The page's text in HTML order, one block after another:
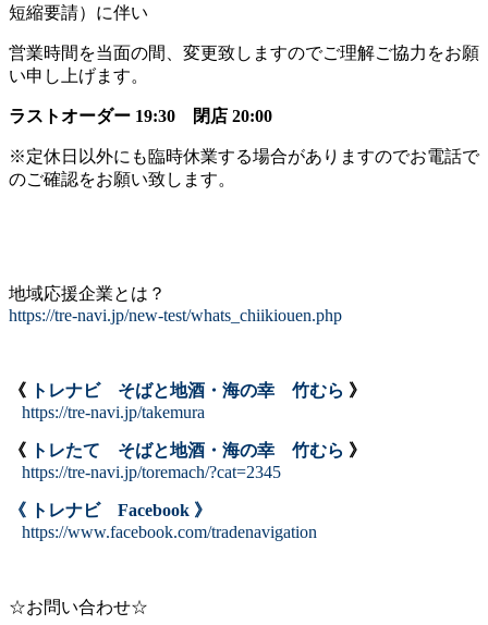
短縮要請）に伴い
営業時間を当面の間、変更致しますのでご理解ご協力をお願
い申し上げます。
ラストオーダー 19:30 閉店 20:00
※定休日以外にも臨時休業する場合がありますのでお電話で
のご確認をお願い致します。
地域応援企業とは？
https://tre-navi.jp/new-test/whats_chiikiouen.php
《 トレナビ そばと地酒・海の幸 竹むら 》
https://tre-navi.jp/takemura
《 トレたて そばと地酒・海の幸 竹むら 》
https://tre-navi.jp/toremach/?cat=2345
《 トレナビ Facebook 》
https://www.facebook.com/tradenavigation
☆お問い合わせ☆